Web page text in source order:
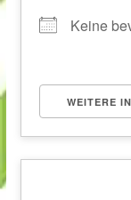
Keine
WEITERE